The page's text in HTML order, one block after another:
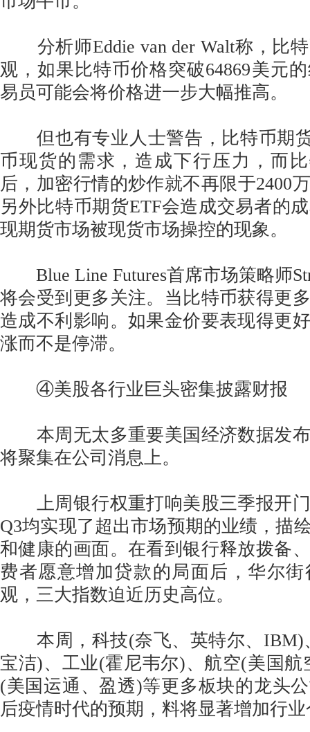
分析师Eddie van der Walt称，比
观，如果比特币价格突破64869美元
易员可能会将价格进一步大幅推高。
但也有专业人士警告，比特币期货
币现货的需求，造成下行压力，而
后，加密行情的炒作就不再限于2400
另外比特币期货ETF会造成交易者的
现期货市场被现货市场操控的现象。
Blue Line Futures首席市场策略师
将会受到更多关注。当比特币获得更
造成不利影响。如果金价要表现得更
涨而不是停滞。
④美股各行业巨头密集披露财报
本周无太多重要美国经济数据发布
将聚集在公司消息上。
上周银行权重打响美股三季报开门
Q3均实现了超出市场预期的业绩，描
和健康的画面。在看到银行释放拨备
费者愿意增加贷款的局面后，华尔
观，三大指数迫近历史高位。
本周，科技(奈飞、英特尔、IBM)
宝洁)、工业(霍尼韦尔)、航空(美国航
(美国运通、盈透)等更多板块的龙头
后疫情时代的预期，料将显著增加行